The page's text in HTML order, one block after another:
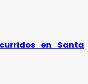
en Santa